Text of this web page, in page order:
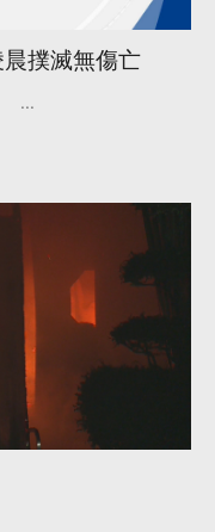
撲滅無傷亡
...